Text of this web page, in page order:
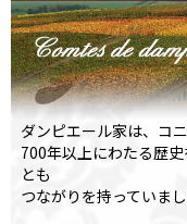
ダンピエール家は、コ
700年以上にわたる歴
とも
つながりを持っていまし